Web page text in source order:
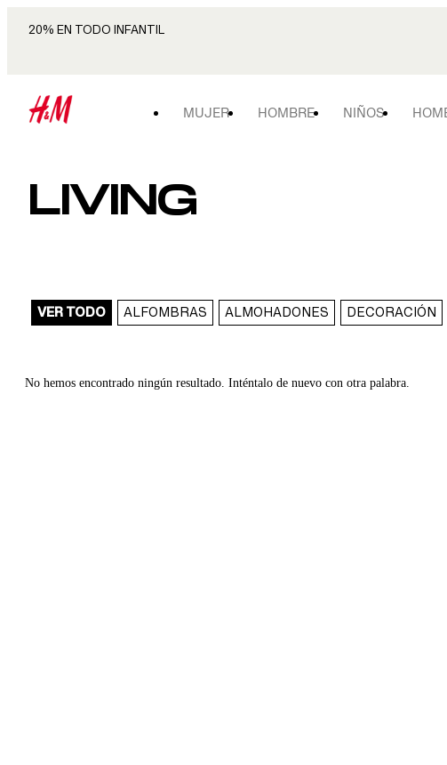
20% EN TODO INFANTIL
MUJER HOMBRE NIÑOS
LIVING
VER TODO ALFOMBRAS ALMOHADONES DECORACIÓN
No hemos encontrado ningún resultado. Inténtalo de nuevo con otra palabra.